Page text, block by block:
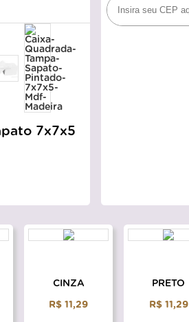
7x7x5
CINZA
R$ 11,29
PRETO
R$ 11,29